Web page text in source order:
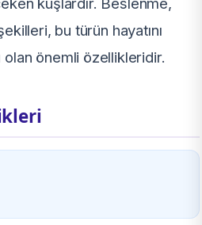
bu türün hayatını
olan önemli özellikleridir.